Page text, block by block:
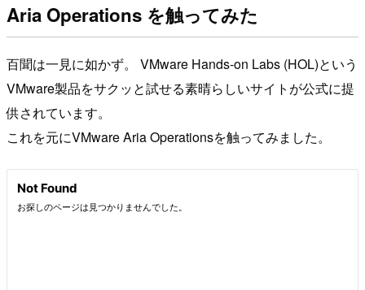
Aria Operations を触ってみた
百聞は一見に如かず。 VMware Hands-on Labs (HOL)という
VMware製品をサクッと試せる素晴らしいサイトが公式に提
供されています。
これを元にVMware Aria Operationsを触ってみました。